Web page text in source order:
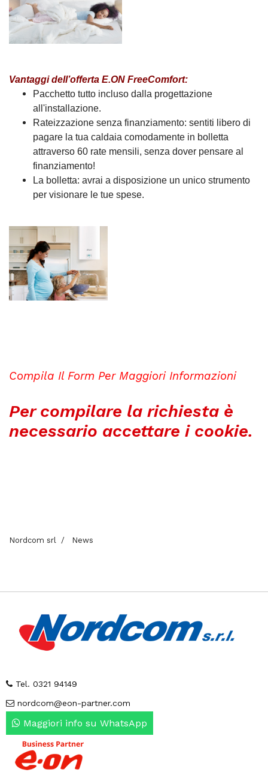
Vantaggi dell’offerta E.ON FreeComfort:
Pacchetto tutto incluso dalla progettazione
all'installazione.
Rateizzazione senza finanziamento: sentiti libero di
pagare la tua caldaia comodamente in bolletta
attraverso 60 rate mensili, senza dover pensare al
finanziamento!
La bolletta: avrai a disposizione un unico strumento
per visionare le tue spese.
Compila Il Form Per Maggiori Informazioni
Per compilare la richiesta è
necessario accettare i cookie.
Nordcom srl News
Tel. 0321 94149
nordcom@eon-partner.com
Maggiori info su WhatsApp